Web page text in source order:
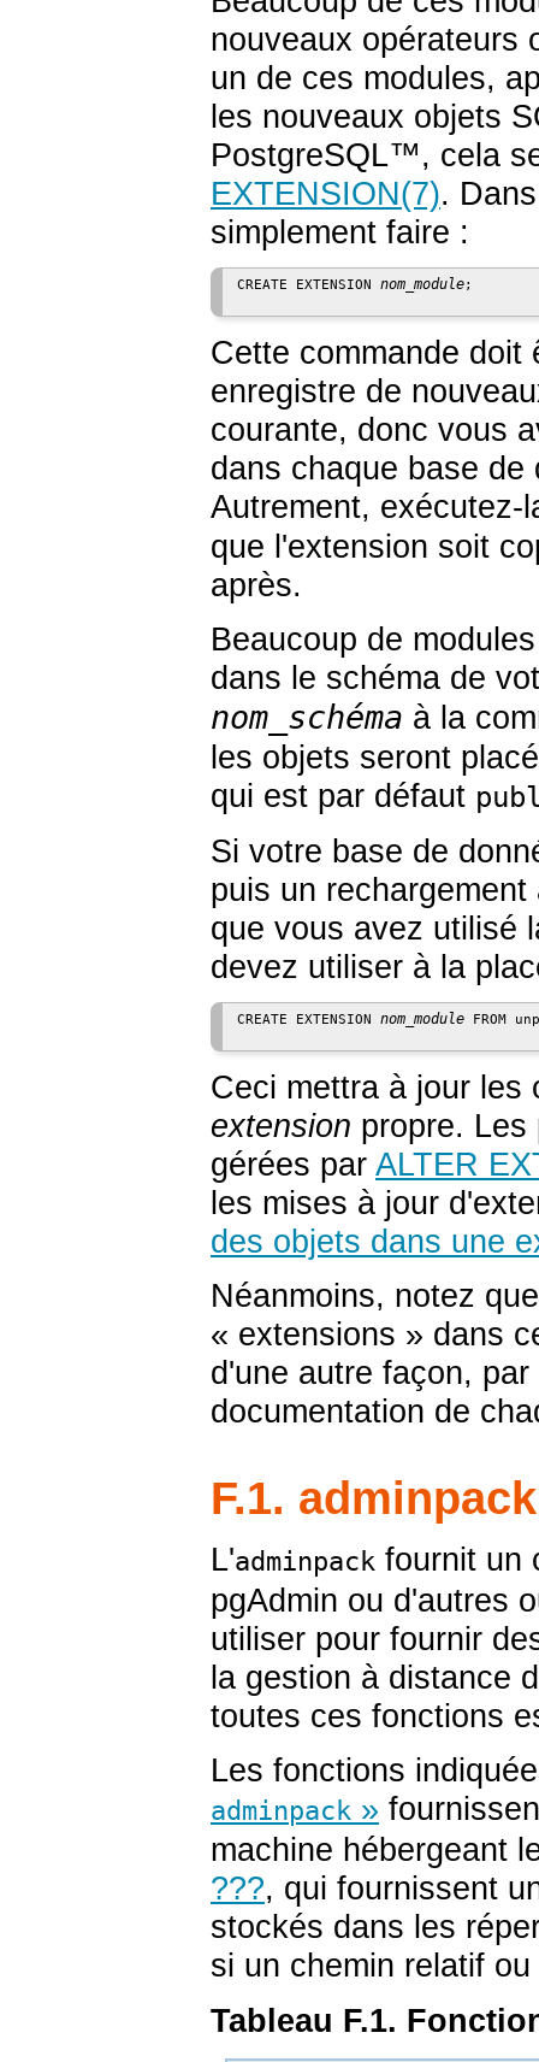
nouveaux opérateurs
un de ces modules,
les nouveaux objets
PostgreSQL™, cela
EXTENSION(7).
simplement faire :
CREATE EXTENSION nom_module;
Cette commande doit
enregistre de
courante, donc vous
dans chaque base
Autrement,
que l'extension soit
après.
Beaucoup de
dans le schéma de
nom_schéma à la
les objets seront
qui est par défaut
Si votre base de
puis un
que vous avez utilisé
devez utiliser à la
CREATE EXTENSION nom_module FROM
Ceci mettra à jour les
extension propre. Les
gérées par ALTER
les mises à jour
des objets dans une
Néanmoins, notez
« extensions » dans
d'une autre façon,
documentation de
F.1. adminpack
L'adminpack fournit un
pgAdmin ou d'autres
utiliser pour fournir
la gestion à distance
toutes ces fonctions
Les fonctions
adminpack »
machine hébergeant
???, qui fournissent
stockés dans les
si un chemin relatif
Tableau F.1.